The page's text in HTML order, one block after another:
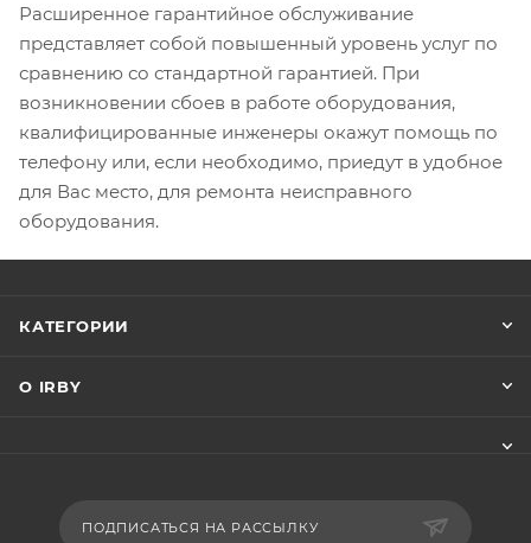
Расширенное гарантийное обслуживание
представляет собой повышенный уровень услуг по
сравнению со стандартной гарантией. При
возникновении сбоев в работе оборудования,
квалифицированные инженеры окажут помощь по
телефону или, если необходимо, приедут в удобное
для Вас место, для ремонта неисправного
оборудования.
КАТЕГОРИИ
О IRBY
ПОДПИСАТЬСЯ НА РАССЫЛКУ